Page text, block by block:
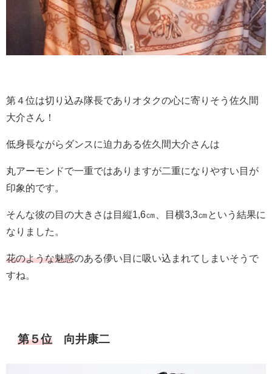
第４位は切り込み隊長でありオタクの心に寄りそう佐久間
大介さん！
低身長ながらダンスに迫力ある佐久間大介さんは
丸アーモンドで一重ではありますが二重になりやすい目が
印象的です。
そんな彼の目の大きさは目縦1,6㎝、目横3,3㎝という結果に
なりました。
花のような魅惑のある儚い目に吸い込まれてしまいそうで
すね。
第５位 向井康二